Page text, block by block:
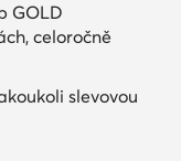
GOLD
celoročně
slevovou